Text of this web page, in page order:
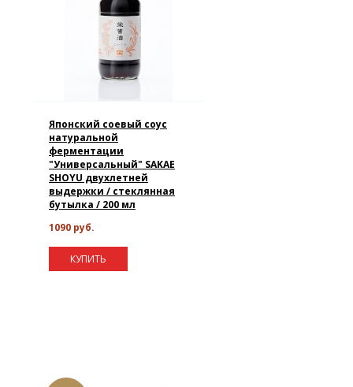
Японский соевый соус
натуральной
ферментации
"Универсальный" SAKAE
SHOYU двухлетней
выдержки / стеклянная
бутылка / 200 мл
1090 руб.
КУПИТЬ